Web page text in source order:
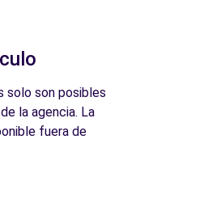
solo son posibles
la agencia. La
fuera de